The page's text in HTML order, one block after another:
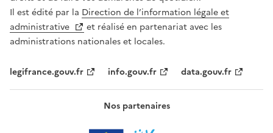
Il est édité par la Direction de l’information légale et
administrative
et réalisé en partenariat avec les
administrations nationales et locales.
legifrance.gouv.fr info.gouv.fr data.gouv.fr
Nos partenaires